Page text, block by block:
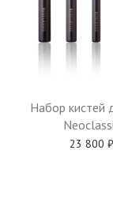
Набор кистей
23 800 ₽